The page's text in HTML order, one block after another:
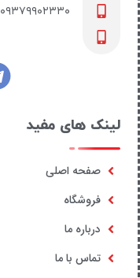
۰۹۳۷۹۹۰۲۳۳۰
لینک های مفید
صفحه اصلی
فروشگاه
درباره ما
تماس با ما